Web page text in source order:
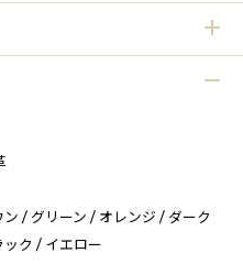
ン / グリーン / オレンジ / ダーク
ク / イエロー